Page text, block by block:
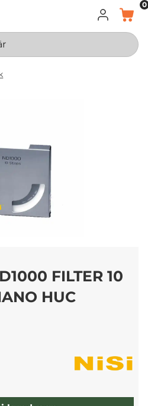
LOGGA IN
KORG
0
FILTER 10
HUC